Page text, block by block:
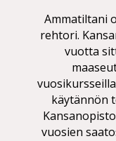
Ammatiltani
rehtori.
vuotta
käytännön
vuosien